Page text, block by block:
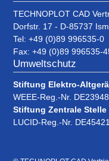
TECHNOPLOT CAD
Dorfstr. 17 - D-85737
Tel: +49 (0)89 996535-0
Fax: +49 (0)89 996535-
Umweltschutz
Stiftung Elektro-
WEEE-Reg.-Nr.
Stiftung Zentrale
LUCID-Reg.-Nr.